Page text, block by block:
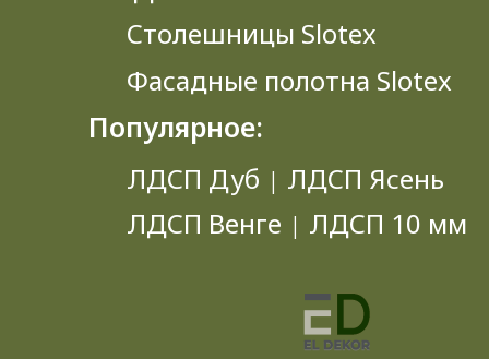
Столешницы Slotex
Фасадные полотна Slotex
Популярное:
ЛДСП Дуб | ЛДСП Ясень
ЛДСП Венге | ЛДСП 10 мм